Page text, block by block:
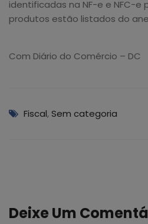
identificadas na NF-e e NFC-e
produtos estão listados do
Com Diário do Comércio – DC
Fiscal,Sem categoria
Deixe Um